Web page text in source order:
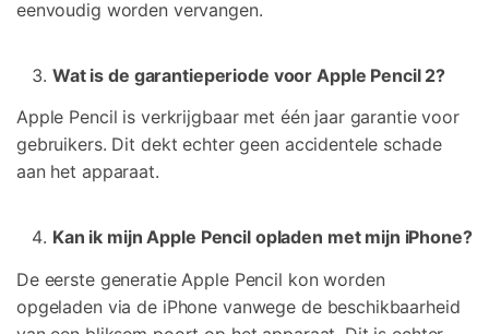
eenvoudig worden vervangen.
Wat is de garantieperiode voor Apple Pencil 2?
Apple Pencil is verkrijgbaar met één jaar garantie voor
gebruikers. Dit dekt echter geen accidentele schade
aan het apparaat.
Kan ik mijn Apple Pencil opladen met mijn iPhone?
De eerste generatie Apple Pencil kon worden
opgeladen via de iPhone vanwege de beschikbaarheid